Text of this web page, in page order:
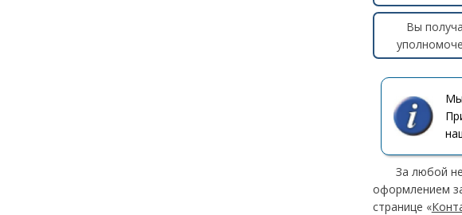
Вы
Мы
За любой
оформлением
странице «